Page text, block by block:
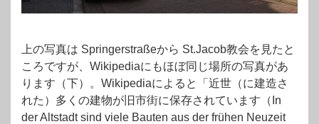
上の写真は Springerstraßeから St.Jacob教会を見たと
ころですが、Wikipediaにもほぼ同じ場所の写真があ
ります（下）。Wikipediaによると「近世（に建造さ
れた）多くの建物が旧市街に保存されています（In
der Altstadt sind viele Bauten aus der frühen Neuzeit